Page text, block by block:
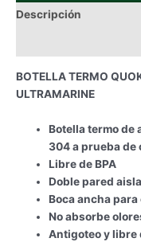
cantidad
Descripción
BOTELLA TERMO
ULTRAMARINE
Botella termo de
304 a prueba de
Libre de BPA
Doble pared
Boca ancha
No absorbe
Antigoteo y libre